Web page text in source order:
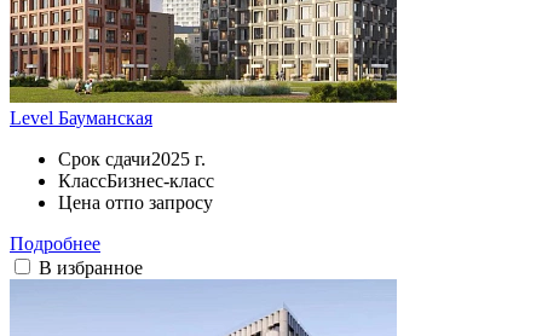
Level Бауманская
Срок сдачи2025 г.
КлассБизнес-класс
Цена отпо запросу
Подробнее
В избранное